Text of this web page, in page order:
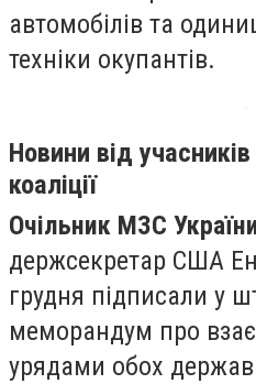
автомобілів та
техніки окупантів.
Новини від учасників
коаліції
Очільник МЗС
держсекретар США
грудня підписали у
меморандум про
урядами обох